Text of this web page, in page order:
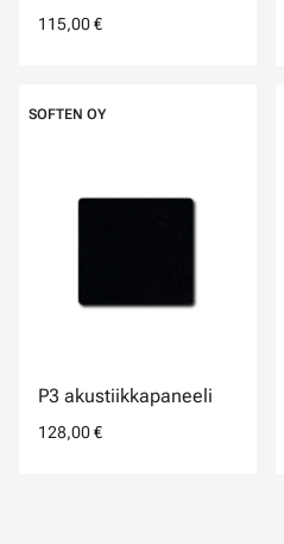
115,00 €
SOFTEN OY
P3 akustiikkapaneeli
128,00 €